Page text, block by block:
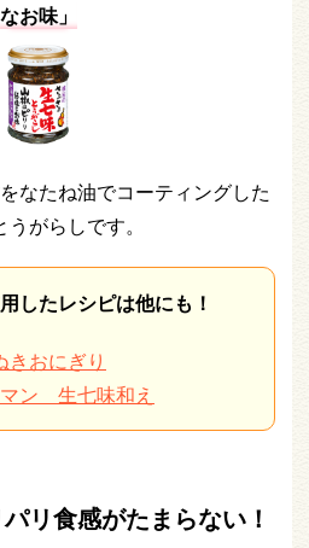
なお味」
なたね油でコーティングした
がらしです。
したレシピは他にも！
きおにぎり
ン 生七味和え
パリ食感がたまらない！